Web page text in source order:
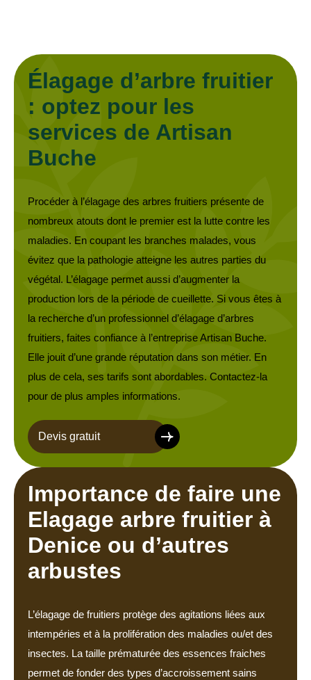
Élagage d’arbre fruitier
: optez pour les
services de Artisan
Buche
Procéder à l’élagage des arbres fruitiers présente de
nombreux atouts dont le premier est la lutte contre les
maladies. En coupant les branches malades, vous
évitez que la pathologie atteigne les autres parties du
végétal. L’élagage permet aussi d’augmenter la
production lors de la période de cueillette. Si vous êtes à
la recherche d’un professionnel d’élagage d’arbres
fruitiers, faites confiance à l’entreprise Artisan Buche.
Elle jouit d’une grande réputation dans son métier. En
plus de cela, ses tarifs sont abordables. Contactez-la
pour de plus amples informations.
Devis gratuit
Importance de faire une
Elagage arbre fruitier à
Denice ou d’autres
arbustes
L’élagage de fruitiers protège des agitations liées aux
intempéries et à la prolifération des maladies ou/et des
insectes. La taille prématurée des essences fraiches
permet de fonder des types d’accroissement sains